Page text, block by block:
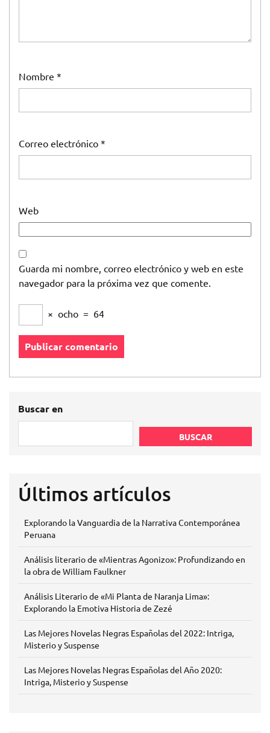
Nombre *
Correo electrónico *
Web
Guarda mi nombre, correo electrónico y web en este
navegador para la próxima vez que comente.
× ocho = 64
Buscar en
BUSCAR
Últimos artículos
Explorando la Vanguardia de la Narrativa Contemporánea
Peruana
Análisis literario de «Mientras Agonizo»: Profundizando en
la obra de William Faulkner
Análisis Literario de «Mi Planta de Naranja Lima»:
Explorando la Emotiva Historia de Zezé
Las Mejores Novelas Negras Españolas del 2022: Intriga,
Misterio y Suspense
Las Mejores Novelas Negras Españolas del Año 2020:
Intriga, Misterio y Suspense